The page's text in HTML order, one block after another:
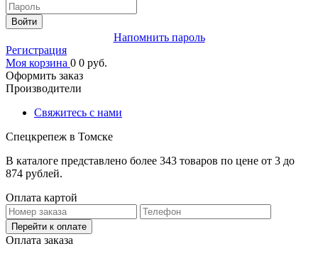
Войти
Напомнить пароль
Регистрация
Моя корзина 0 0 руб.
Оформить заказ
Производители
Свяжитесь с нами
Спецкрепеж в Томске
В каталоге представлено более 343 товаров по цене от 3 до
874 рублей.
Оплата картой
Перейти к оплате
Оплата заказа